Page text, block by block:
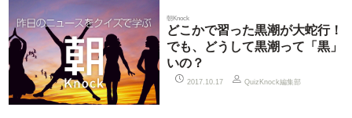
朝Knock
どこかで習った黒潮が大蛇行！
でも、どうして黒潮って「黒」
いの？
2017.10.17 QuizKnock編集部